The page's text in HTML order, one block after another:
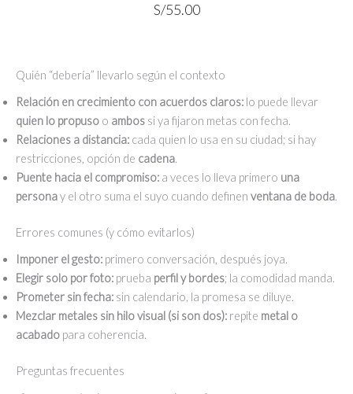
S/55.00
Quién “debería” llevarlo según el contexto
Relación en crecimiento con acuerdos claros: lo puede llevar
quien lo propuso o ambos si ya fijaron metas con fecha.
Relaciones a distancia: cada quien lo usa en su ciudad; si hay
restricciones, opción de cadena.
Puente hacia el compromiso: a veces lo lleva primero una
personay el otro suma el suyo cuando definen ventana de boda.
Errores comunes (y cómo evitarlos)
Imponer el gesto: primero conversación, después joya.
Elegir solo por foto: prueba perfil y bordes; la comodidad manda.
Prometer sin fecha: sin calendario, la promesa se diluye.
Mezclar metales sin hilo visual (si son dos): repite metal o
acabado para coherencia.
Preguntas frecuentes